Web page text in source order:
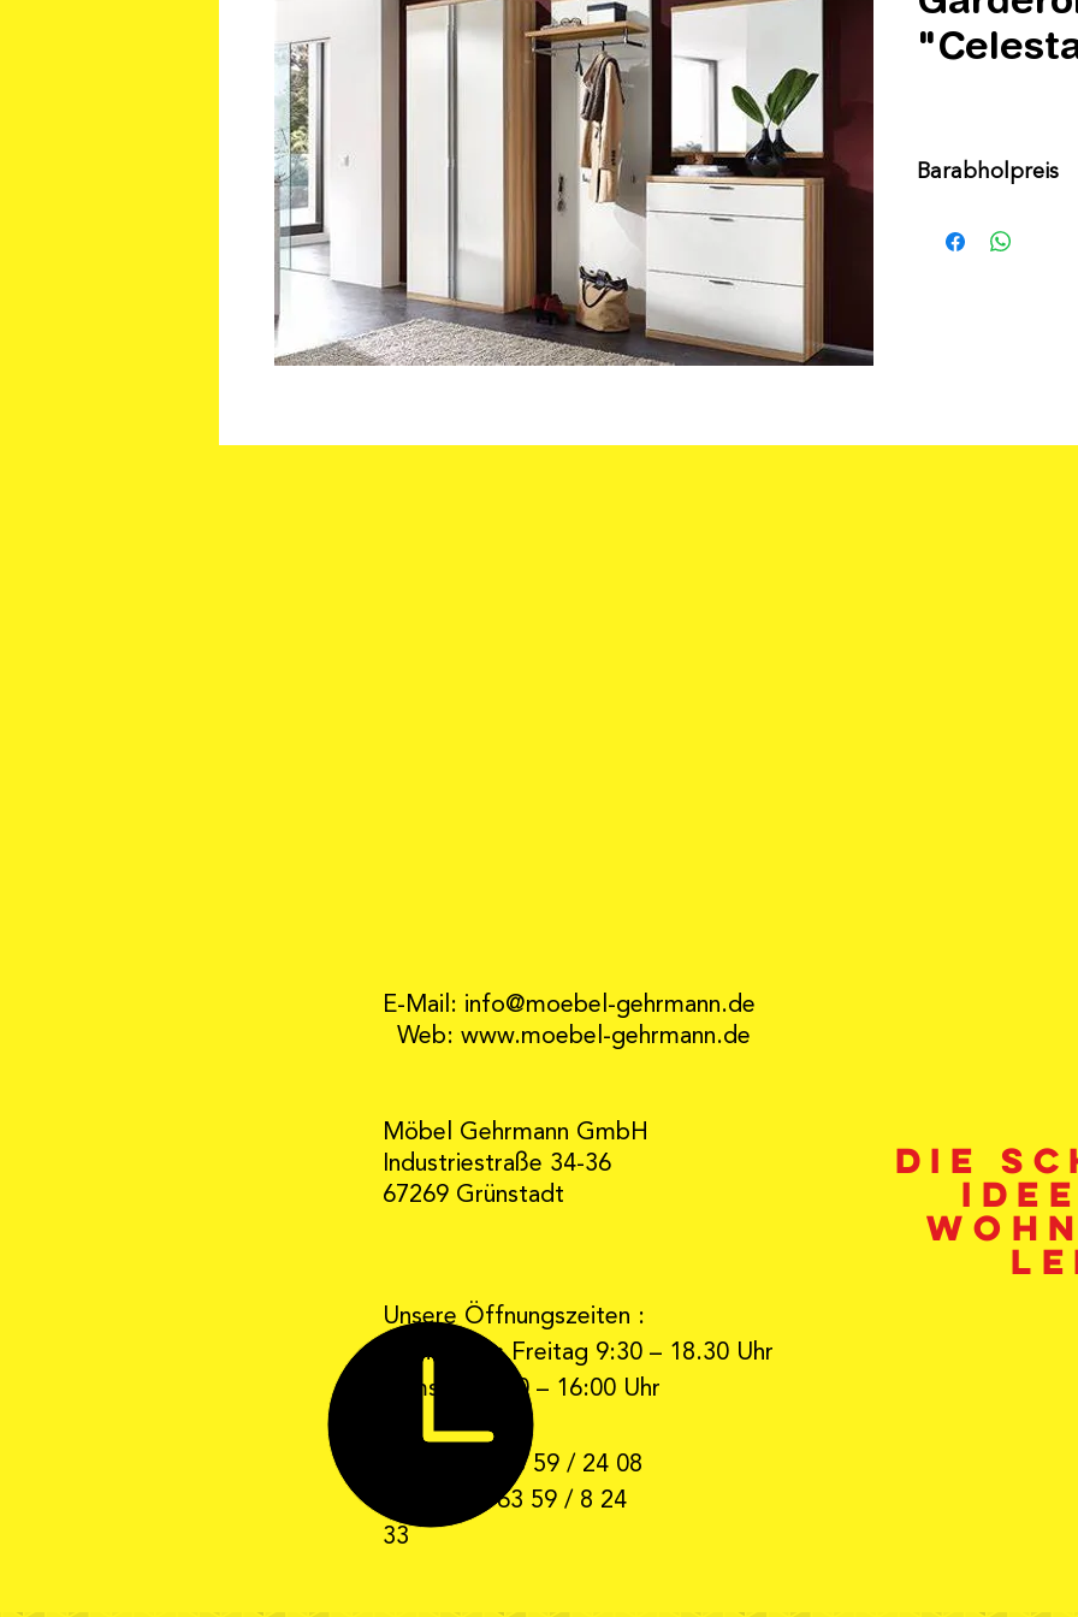
Barabholpreis
E-Mail: info@moebel-gehrmann.de
Web: www.moebel-gehrmann.de
Möbel Gehrmann GmbH
Industriestraße 34-36
67269 Grünstadt
Die
Unsere Öffnungszeiten :
Montag bis Freitag 9:30 – 18.30 Uhr
Samstag 9:30 – 16:00 Uhr
Telefon: 0 63 59 / 24 08
Telefax: 0 63 59 / 8 24
33